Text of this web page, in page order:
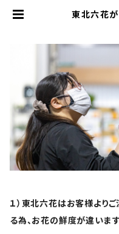
東北六花
１）東北六花はお客様より
る為、お花の鮮度が違います